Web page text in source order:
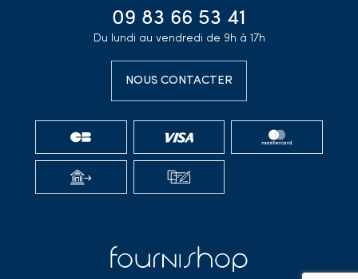
09 83 66 53 41
Du lundi au vendredi de 9h à 17h
NOUS CONTACTER